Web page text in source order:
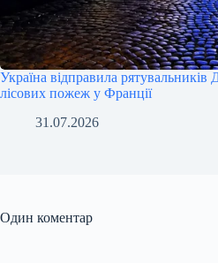
Україна відправила
лісових пожеж у Франції
31.07.2026
Один коментар